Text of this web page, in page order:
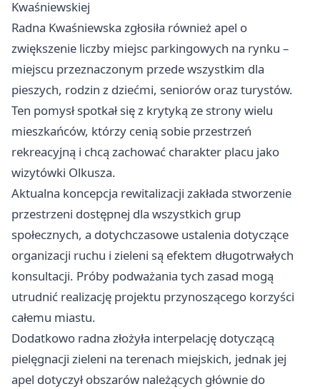
Kwaśniewskiej
Radna Kwaśniewska zgłosiła również apel o
zwiększenie liczby miejsc parkingowych na rynku –
miejscu przeznaczonym przede wszystkim dla
pieszych, rodzin z dziećmi, seniorów oraz turystów.
Ten pomysł spotkał się z krytyką ze strony wielu
mieszkańców, którzy cenią sobie przestrzeń
rekreacyjną i chcą zachować charakter placu jako
wizytówki Olkusza.
Aktualna koncepcja rewitalizacji zakłada stworzenie
przestrzeni dostępnej dla wszystkich grup
społecznych, a dotychczasowe ustalenia dotyczące
organizacji ruchu i zieleni są efektem długotrwałych
konsultacji. Próby podważania tych zasad mogą
utrudnić realizację projektu przynoszącego korzyści
całemu miastu.
Dodatkowo radna złożyła interpelację dotyczącą
pielęgnacji zieleni na terenach miejskich, jednak jej
apel dotyczył obszarów należących głównie do